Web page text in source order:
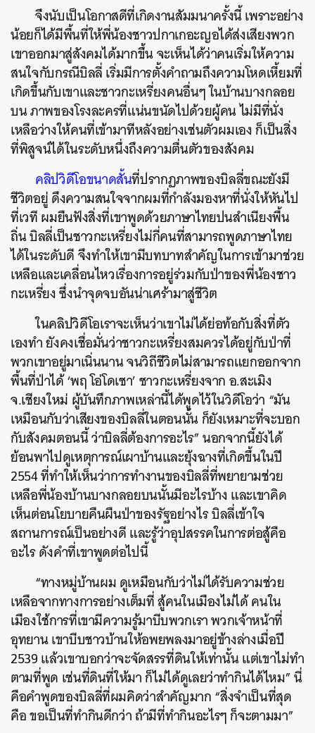
จึงนับเป็นโอกาสดีที่เกิดงานสัมมนาครั้งนี้ เพราะอย่าง
น้อยก็ได้มีพื้นที่ให้พี่น้องชาวปกาเกอะญอได้ส่งเสียงพวก
เขาออกมาสู่สังคมได้มากขึ้น จะเห็นได้ว่าคนเริ่มให้ความ
สนใจกับกรณีบิลลี่ เริ่มมีการตั้งคำถามถึงความโหดเหี้ยมที่
เกิดขึ้นกับเขาและชาวกะเหรี่ยงคนอื่นๆ ในบ้านบางกลอย
บน ภาพของโรงละครที่แน่นขนัดไปด้วยผู้คน ไม่มีที่นั่ง
เหลือว่างให้คนที่เข้ามาทีหลังอย่างเช่นตัวผมเอง ก็เป็นสิ่ง
ที่พิสูจน์ได้ในระดับหนึ่งถึงความตื่นตัวของสังคม
คลิปวิดีโอขนาดสั้นที่ปรากฏภาพของบิลลี่ขณะยังมี
ชีวิตอยู่ ดึงความสนใจจากผมที่กำลังมองหาที่นั่งให้หันไป
ที่เวที ผมยืนฟังสิ่งที่เขาพูดด้วยภาษาไทยปนสำเนียงพื้น
ถิ่น บิลลี่เป็นชาวกะเหรี่ยงไม่กี่คนที่สามารถพูดภาษาไทย
ได้ในระดับดี จึงทำให้เขามีบทบาทสำคัญในการเข้ามาช่วย
เหลือและเคลื่อนไหวเรื่องการอยู่ร่วมกับป่าของพี่น้องชาว
กะเหรี่ยง ซึ่งนำจุดจบอันน่าเศร้ามาสู่ชีวิต
ในคลิปวิดีโอเราจะเห็นว่าเขาไม่ได้ย่อท้อกับสิ่งที่ตัว
เองทำ ยังคงเชื่อมั่นว่าชาวกะเหรี่ยงสมควรได้อยู่กับป่าที่
พวกเขาอยู่มาเนิ่นนาน จนวิถีชีวิตไม่สามารถแยกออกจาก
พื้นที่ป่าได้‘พฤ โอ่โดเชา’ ชาวกะเหรี่ยงจาก อ.สะเมิง
จ.เชียงใหม่ ผู้บันทึกภาพเหล่านี้ได้พูดไว้ในวิดีโอว่า “มัน
เหมือนกับว่าเสียงของบิลลี่ในตอนนั้น ก็ยังเหมาะที่จะบอก
กับสังคมตอนนี้ ว่าบิลลี่ต้องการอะไร” นอกจากนี้ยังได้
ย้อนพาไปดูเหตุการณ์เผาบ้านและยุ้งฉางที่เกิดขึ้นในปี
2554 ที่ทำให้เห็นว่าการทำงานของบิลลี่ที่พยายามช่วย
เหลือพี่น้องบ้านบางกลอยบนนั้นมีอะไรบ้าง และเขาคิด
เห็นต่อนโยบายคืนผืนป่าของรัฐอย่างไรบิลลี่เข้าใจ
สถานการณ์เป็นอย่างดี และรู้ว่าอุปสรรคในการต่อสู้คือ
อะไร ดังคำที่เขาพูดต่อไปนี้
“ทางหมู่บ้านผม ดูเหมือนกับว่าไม่ได้รับความช่วย
เหลือจากทางการอย่างเต็มที่ สู้คนในเมืองไม่ได้ คนใน
เมืองใช้การที่เขามีความรู้มาบีบพวกเรา พวกเจ้าหน้าที่
อุทยาน เขาบีบชาวบ้านให้อพยพลงมาอยู่ข้างล่างเมื่อปี
2539 แล้วเขาบอกว่าจะจัดสรรที่ดินให้เท่านั้น แต่เขาไม่ทำ
ตามที่พูด เช่นที่ดินที่ให้มา ก็ไม่ได้ดูเลยว่าทำกินได้ไหม” นี่
คือคำพูดของบิลลี่ที่ผมคิดว่าสำคัญมาก “สิ่งจำเป็นที่สุด
คือ ขอเป็นที่ทำกินดีกว่า ถ้ามีที่ทำกินอะไรๆ ก็จะตามมา”
SHARE TWEET LINE EMAIL